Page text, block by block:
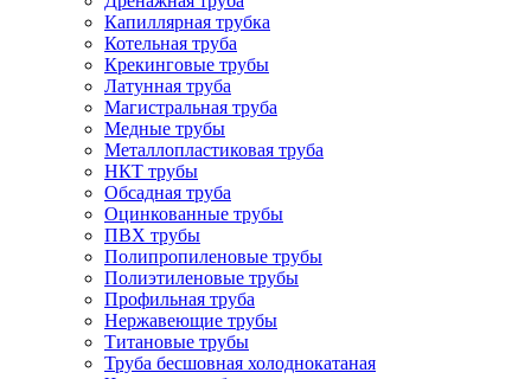
Капиллярная трубка
Котельная труба
Крекинговые трубы
Латунная труба
Магистральная труба
Медные трубы
Металлопластиковая труба
НКТ трубы
Обсадная труба
Оцинкованные трубы
ПВХ трубы
Полипропиленовые трубы
Полиэтиленовые трубы
Профильная труба
Нержавеющие трубы
Титановые трубы
Труба бесшовная холоднокатаная